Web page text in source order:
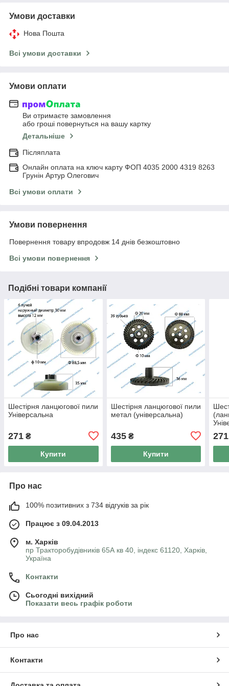
Умови доставки
Нова Пошта
Всі умови доставки
Умови оплати
Ви отримаєте замовлення
або гроші повернуться на вашу картку
Детальніше
Післяплата
Онлайн оплата на ключ карту ФОП 4035 2000 4319 8263
Грунін Артур Олегович
Всі умови оплати
Умови повернення
Повернення товару впродовж 14 днів безкоштовно
Всі умови повернення
Подібні товари компанії
Шестірня ланцюгової пили
Універсальна
271 ₴
Купити
Шестірня ланцюгової пили
метал (універсальна)
435₴
Купити
271
Про нас
100% позитивних з 734 відгуків за рік
Працює з 09.04.2013
м. Харків
пр Тракторобудівників 65А кв 40, індекс 61120, Харків,
Україна
Контакти
Сьогодні вихідний
Показати весь графік роботи
Про нас
Контакти